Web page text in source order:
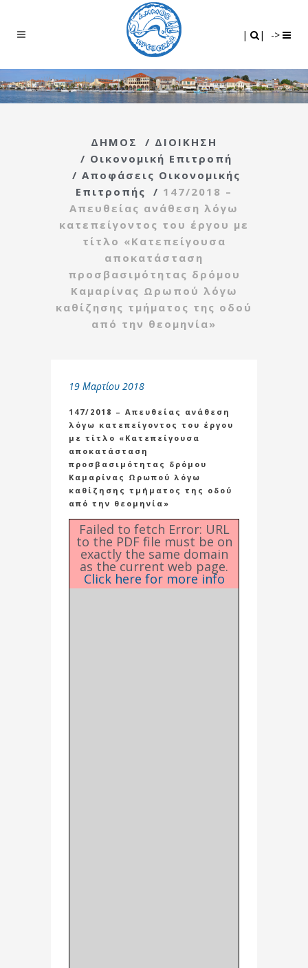
| | ->
ΔΗΜΟΣ / ΔΙΟΙΚΗΣΗ
/ Οικονομική Επιτροπή
/ Αποφάσεις Οικονομικής
Επιτροπής
/ 147/2018 –
Απευθείας ανάθεση λόγω
κατεπείγοντος του έργου με
τίτλο «Κατεπείγουσα
αποκατάσταση
προσβασιμότητας δρόμου
Καμαρίνας Ωρωπού λόγω
καθίζησης τμήματος της οδού
από την θεομηνία»
19 Μαρτίου 2018
147/2018 – Απευθείας ανάθεση
λόγω κατεπείγοντος του έργου
με τίτλο «Κατεπείγουσα
αποκατάσταση
προσβασιμότητας δρόμου
Καμαρίνας Ωρωπού λόγω
καθίζησης τμήματος της οδού
από την θεομηνία»
Failed to fetch Error: URL
to the PDF file must be on
exactly the same domain
as the current web page.
Click here for more info